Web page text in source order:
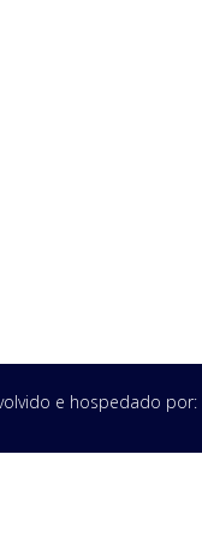
e hospedado por: